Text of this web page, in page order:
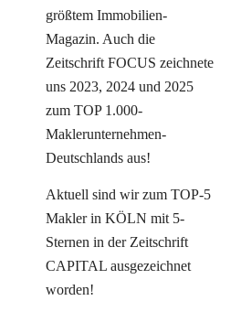
größtem Immobilien-
Magazin. Auch die
Zeitschrift FOCUS zeichnete
uns 2023, 2024 und 2025
zum TOP 1.000-
Maklerunternehmen-
Deutschlands aus!
Aktuell sind wir zum TOP-5
Makler in KÖLN mit 5-
Sternen in der Zeitschrift
CAPITAL ausgezeichnet
worden!